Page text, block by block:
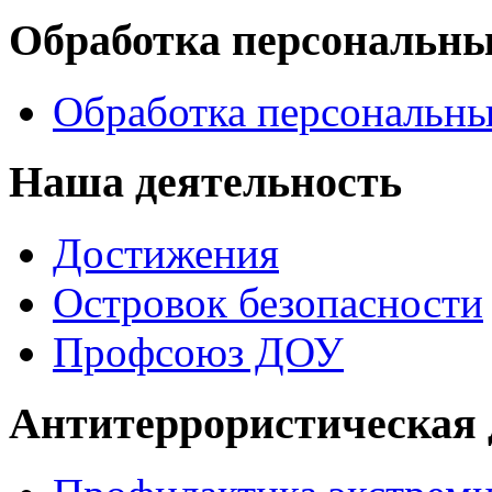
Обработка
Обработка
Наша деятельность
Достижения
Островок безопасности
Профсоюз ДОУ
Антитеррористическая